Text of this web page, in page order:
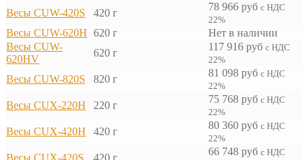
Весы CUW-420S 420 г
78 966 руб с НДС
22%
Весы CUW-620H 620 г
Нет в наличии
Весы CUW-
620HV
620 г
117 916 руб с НДС
22%
Весы CUW-820S 820 г
81 098 руб с НДС
22%
Весы CUX-220H 220 г
75 768 руб с НДС
22%
Весы CUX-420H 420 г
80 360 руб с НДС
22%
66 748 руб с НДС